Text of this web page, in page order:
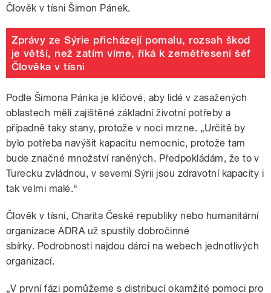
Člověk v tísni Šimon Pánek.
Zprávy ze Sýrie přicházejí pomalu, rozsah škod
je větší, než zatím víme, říká k zemětřesení šéf
Člověka v tísni
Podle Šimona Pánka je klíčové, aby lidé v zasažených
oblastech měli zajištěné základní životní potřeby a
případně taky stany, protože v noci mrzne. „Určitě by
bylo potřeba navýšit kapacitu nemocnic, protože tam
bude značné množství raněných. Předpokládám, že to v
Turecku zvládnou, v severní Sýrii jsou zdravotní kapacity i
tak velmi malé.“
Člověk v tísni, Charita České republiky nebo humanitární
organizace ADRA už spustily dobročinné
sbírky. Podrobnosti najdou dárci na webech jednotlivých
organizací.
„V první fázi pomůžeme s distribucí okamžité pomoci pro